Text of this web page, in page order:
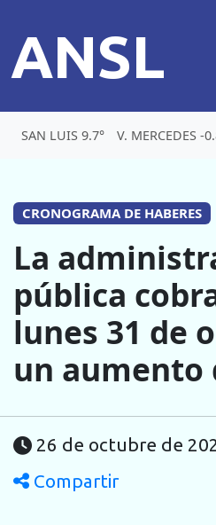
ANSL
SAN LUIS 9.7° V. MERCEDES -
CRONOGRAMA DE HABERES
La
pública
lunes 31 de
un aumento
26 de octubre de
Compartir